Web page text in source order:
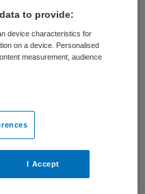
als directeur van
1998 tot 2001
legde in deze
de huidige
overhandigd.
en de
het huidige
to provide:
device characteristics for
on a device. Personalised
measurement, audience
I Accept